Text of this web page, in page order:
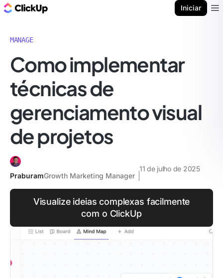
Iniciar
MANAGE
Como implementar
técnicas de
gerenciamento visual
de projetos
PraburamGrowth Marketing Manager
11 de julho de 2025
Visualize ideias complexas facilmente
com o ClickUp